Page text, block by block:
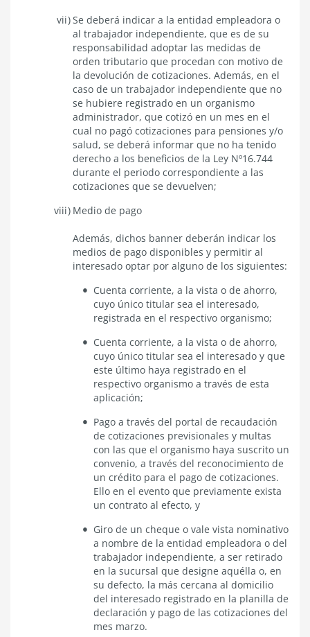
Se deberá indicar a la entidad empleadora o
al trabajador independiente, que es de su
responsabilidad adoptar las medidas de
orden tributario que procedan con motivo de
la devolución de cotizaciones. Además, en el
caso de un trabajador independiente que no
se hubiere registrado en un organismo
administrador, que cotizó en un mes en el
cual no pagó cotizaciones para pensiones y/o
salud, se deberá informar que no ha tenido
derecho a los beneficios de la Ley Nº16.744
durante el periodo correspondiente a las
cotizaciones que se devuelven;
Medio de pago
Además, dichos banner deberán indicar los
medios de pago disponibles y permitir al
interesado optar por alguno de los siguientes:
Cuenta corriente, a la vista o de ahorro,
cuyo único titular sea el interesado,
registrada en el respectivo organismo;
Cuenta corriente, a la vista o de ahorro,
cuyo único titular sea el interesado y que
este último haya registrado en el
respectivo organismo a través de esta
aplicación;
Pago a través del portal de recaudación
de cotizaciones previsionales y multas
con las que el organismo haya suscrito un
convenio, a través del reconocimiento de
un crédito para el pago de cotizaciones.
Ello en el evento que previamente exista
un contrato al efecto, y
Giro de un cheque o vale vista nominativo
a nombre de la entidad empleadora o del
trabajador independiente, a ser retirado
en la sucursal que designe aquélla o, en
su defecto, la más cercana al domicilio
del interesado registrado en la planilla de
declaración y pago de las cotizaciones del
mes marzo.